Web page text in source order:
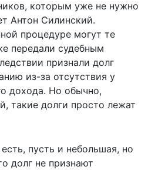
которым уже не нужно
Антон Силинский.
процедуре могут те
передали судебным
признали долг
из-за отсутствия у
дохода. Но обычно,
такие долги просто лежат
пусть и небольшая, но
долг не признают